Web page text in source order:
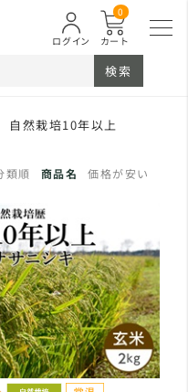
カート
0
ログイン
検索
自然栽培10年以上
類順 商品名 価格が安い